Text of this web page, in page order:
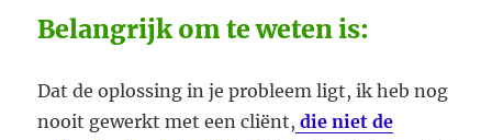
Belangrijk om te weten is:
Dat de oplossing in je probleem ligt, ik heb nog
nooit gewerkt met een cliënt, die niet de